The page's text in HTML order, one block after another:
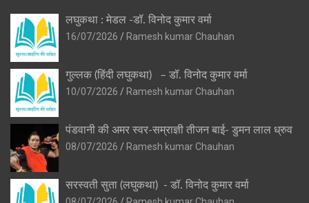
लघुकथा : मेडल -डॉ. विनोद कुमार वर्मा
16/07/2026
Ramesh kumar Chauhan
गुल्लक (हिंदी लघुकथा) – डॉ. विनोद कुमार वर्मा
10/07/2026
Ramesh kumar Chauhan
पंडवानी की अमर स्वर-सम्राज्ञी तीजन बाई- डुमन लाल ध्रुव
08/07/2026
Ramesh kumar Chauhan
सरस्वती सुता (लघुकथा) ​- डॉ. विनोद कुमार वर्मा